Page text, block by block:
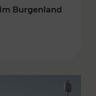
Burgenland